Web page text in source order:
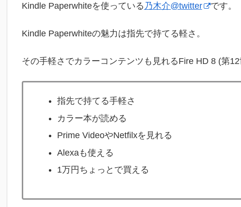
Kindle Paperwhiteを使っている 乃木介@twitter です。
Kindle Paperwhiteの魅力は指先で持てる軽さ。
その手軽さでカラーコンテンツも見れるFire HD 8 (第12
指先で持てる手軽さ
カラー本が読める
Prime VideoやNetfilxを見れる
Alexaも使える
1万円ちょっとで買える